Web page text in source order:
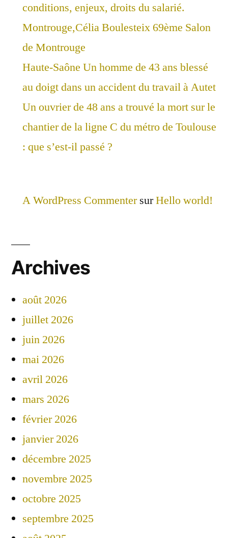
conditions, enjeux, droits du salarié.
Montrouge,Célia Boulesteix 69ème Salon
de Montrouge
Haute-Saône Un homme de 43 ans blessé
au doigt dans un accident du travail à Autet
Un ouvrier de 48 ans a trouvé la mort sur le
chantier de la ligne C du métro de Toulouse
: que s’est-il passé ?
A WordPress CommentersurHello world!
Archives
août 2026
juillet 2026
juin 2026
mai 2026
avril 2026
mars 2026
février 2026
janvier 2026
décembre 2025
novembre 2025
octobre 2025
septembre 2025